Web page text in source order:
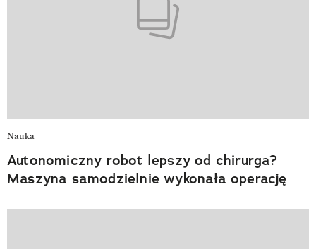
Nauka
Autonomiczny robot lepszy od chirurga?
Maszyna samodzielnie wykonała operację